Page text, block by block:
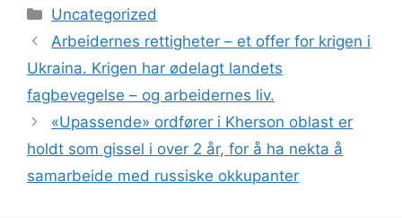
Kategorier
Uncategorized
Arbeidernes rettigheter – et offer for krigen i
Ukraina. Krigen har ødelagt landets
fagbevegelse – og arbeidernes liv.
«Upassende» ordfører i Kherson oblast er
holdt som gissel i over 2 år, for å ha nekta å
samarbeide med russiske okkupanter